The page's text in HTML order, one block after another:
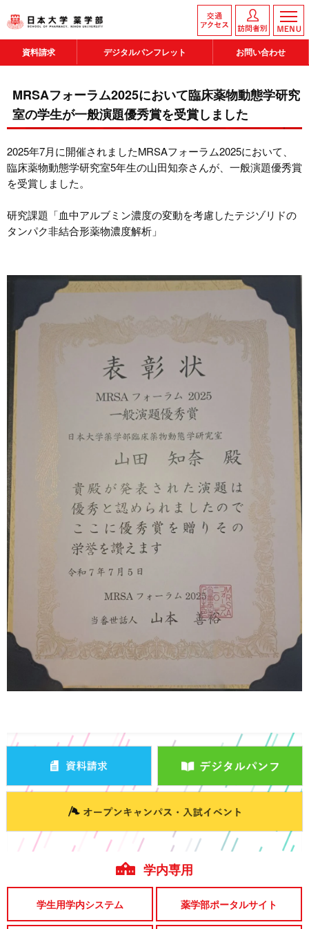
資料請求 デジタルパンフレット お問い合わせ
MRSAフォーラム2025において臨床薬物動態学研究
室の学生が一般演題優秀賞を受賞しました
2025年7月に開催されましたMRSAフォーラム2025において、
臨床薬物動態学研究室5年生の山田知奈さんが、一般演題優秀賞
を受賞しました。
研究課題「血中アルブミン濃度の変動を考慮したテジゾリドの
タンパク非結合形薬物濃度解析」
学内専用
学生用学内システム 薬学部ポータルサイト